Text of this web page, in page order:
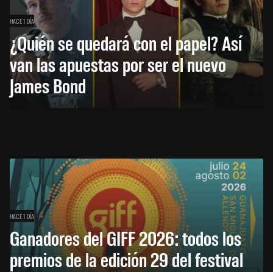
HACE 1 DÍA
¿Quién se quedará con el papel? Así
van las apuestas por ser el nuevo
James Bond
HACE 1 DÍA
Ganadores del GIFF 2026: todos los
premios de la edición 29 del festival